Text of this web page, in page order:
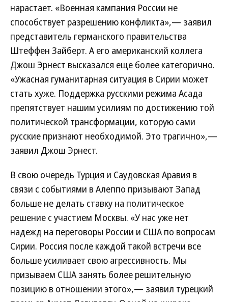
нарастает. «Военная кампания России не
способствует разрешению конфликта»,— заявил
представитель германского правительства
Штеффен Зайберт. А его американский коллега
Джош Эрнест высказался еще более категорично.
«Ужасная гуманитарная ситуация в Сирии может
стать хуже. Поддержка русскими режима Асада
препятствует нашим усилиям по достижению той
политической трансформации, которую сами
русские признают необходимой. Это трагично»,—
заявил Джош Эрнест.
В свою очередь Турция и Саудовская Аравия в
связи с событиями в Алеппо призывают Запад
больше не делать ставку на политическое
решение с участием Москвы. «У нас уже нет
надежд на переговоры России и США по вопросам
Сирии. Россия после каждой такой встречи все
больше усиливает свою агрессивность. Мы
призываем США занять более решительную
позицию в отношении этого»,— заявил турецкий